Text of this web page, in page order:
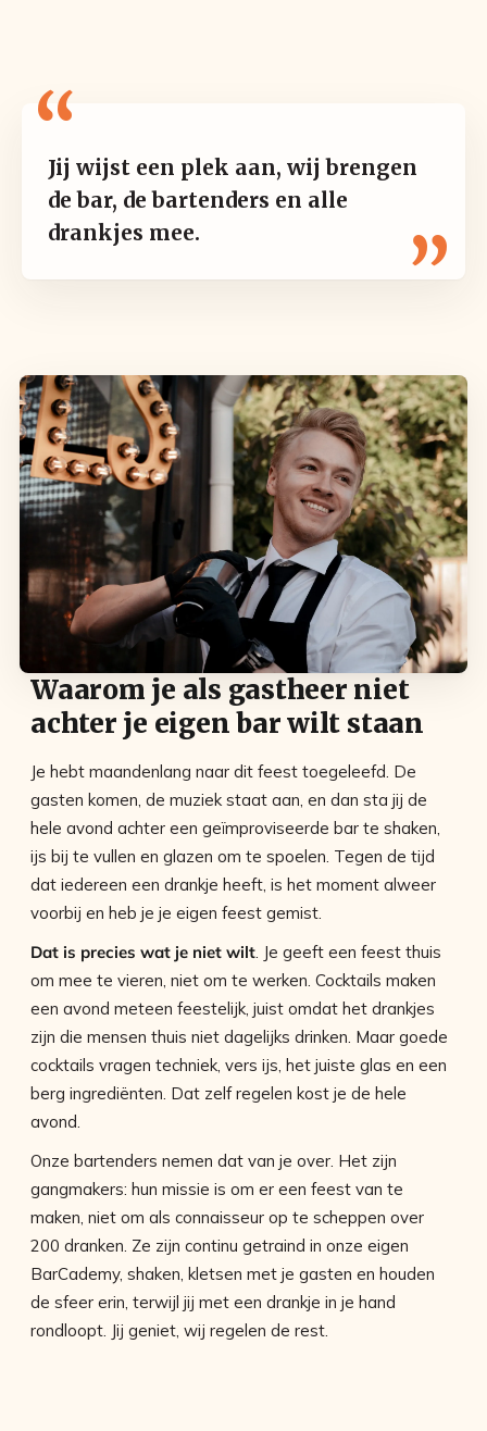
Jij wijst een plek aan, wij brengen
de bar, de bartenders en alle
drankjes mee.
Waarom je als gastheer niet
achter je eigen bar wilt staan
Je hebt maandenlang naar dit feest toegeleefd. De
gasten komen, de muziek staat aan, en dan sta jij de
hele avond achter een geïmproviseerde bar te shaken,
ijs bij te vullen en glazen om te spoelen. Tegen de tijd
dat iedereen een drankje heeft, is het moment alweer
voorbij en heb je je eigen feest gemist.
Dat is precies wat je niet wilt. Je geeft een feest thuis
om mee te vieren, niet om te werken. Cocktails maken
een avond meteen feestelijk, juist omdat het drankjes
zijn die mensen thuis niet dagelijks drinken. Maar goede
cocktails vragen techniek, vers ijs, het juiste glas en een
berg ingrediënten. Dat zelf regelen kost je de hele
avond.
Onze bartenders nemen dat van je over. Het zijn
gangmakers: hun missie is om er een feest van te
maken, niet om als connaisseur op te scheppen over
200 dranken. Ze zijn continu getraind in onze eigen
BarCademy, shaken, kletsen met je gasten en houden
de sfeer erin, terwijl jij met een drankje in je hand
rondloopt. Jij geniet, wij regelen de rest.